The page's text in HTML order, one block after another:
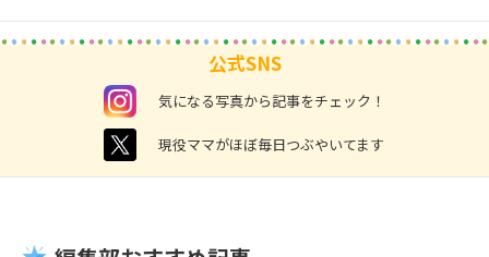
公式SNS
instagram 気になる写真から記事をチェック！
twitter 現役ママがほぼ毎日つぶやいてます